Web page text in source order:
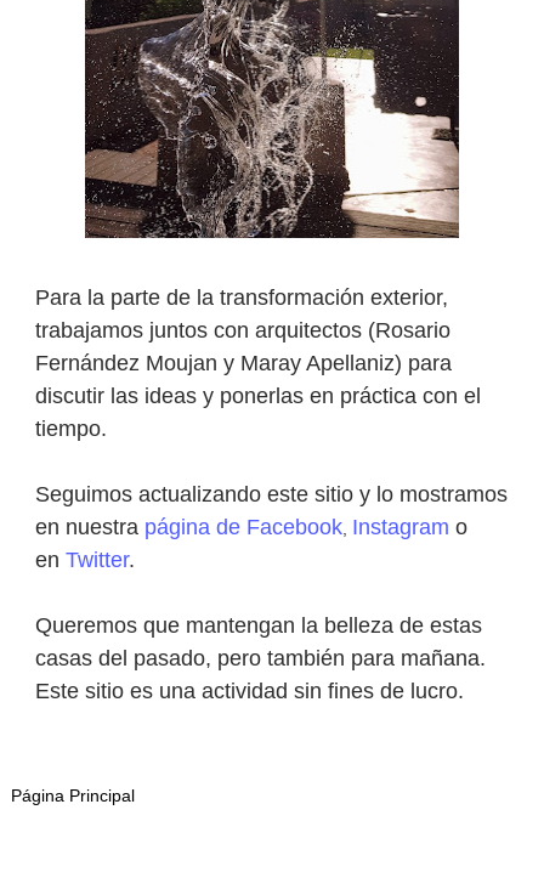
Para la parte de la transformación exterior,
trabajamos juntos con arquitectos (Rosario
Fernández Moujan y Maray Apellaniz) para
discutir las ideas y ponerlas en práctica con el
tiempo.
Seguimos actualizando este sitio y lo mostramos
en nuestra página de Facebook, Instagram o
en Twitter.
Queremos que mantengan la belleza de estas
casas del pasado, pero también para mañana.
Este sitio es una actividad sin fines de lucro.
Página Principal